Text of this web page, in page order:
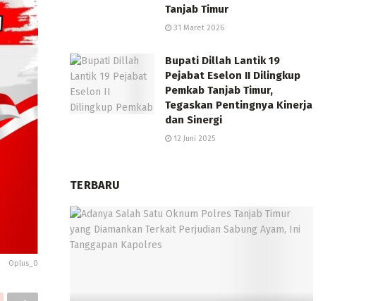
Oplus_0
Tanjab Timur
31 Maret 2026
Bupati Dillah Lantik 19
Pejabat Eselon II Dilingkup
Pemkab Tanjab Timur,
Tegaskan Pentingnya Kinerja
dan Sinergi
12 Juni 2025
TERBARU